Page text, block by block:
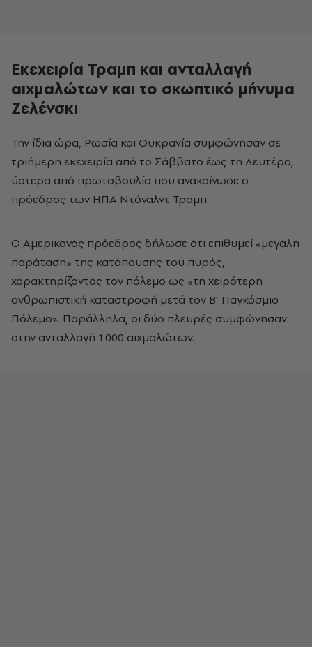
Εκεχειρία Τραμπ και ανταλλαγή
αιχμαλώτων και το σκωπτικό μήνυμα
Ζελένσκι
Την ίδια ώρα, Ρωσία και Ουκρανία συμφώνησαν σε
τριήμερη εκεχειρία από το Σάββατο έως τη Δευτέρα,
ύστερα από πρωτοβουλία που ανακοίνωσε ο
πρόεδρος των ΗΠΑ Ντόναλντ Τραμπ.
Ο Αμερικανός πρόεδρος δήλωσε ότι επιθυμεί «μεγάλη
παράταση» της κατάπαυσης του πυρός,
χαρακτηρίζοντας τον πόλεμο ως «τη χειρότερη
ανθρωπιστική καταστροφή μετά τον Β’ Παγκόσμιο
Πόλεμο». Παράλληλα, οι δύο πλευρές συμφώνησαν
στην ανταλλαγή 1.000 αιχμαλώτων.